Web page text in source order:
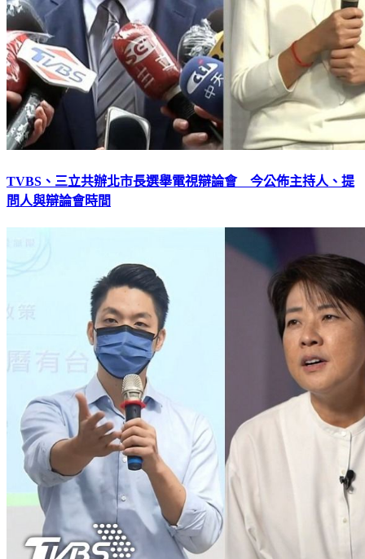
TVBS、三立共辦北市長選舉電視辯論會 今公佈主持人、提
問人與辯論會時間